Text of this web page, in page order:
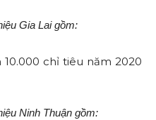
Gia Lai gồm:
Ninh Thuận gồm: